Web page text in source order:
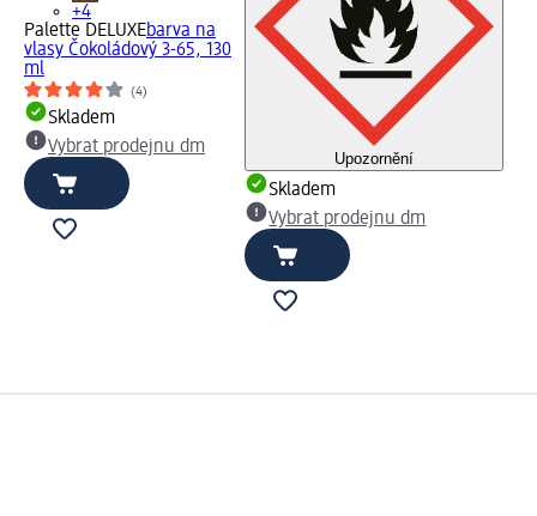
+4
Palette DELUXEbarva na
vlasy Čokoládový 3-65, 130
ml
(4)
Skladem
Vybrat prodejnu dm
Upozornění
Skladem
Vybrat prodejnu dm